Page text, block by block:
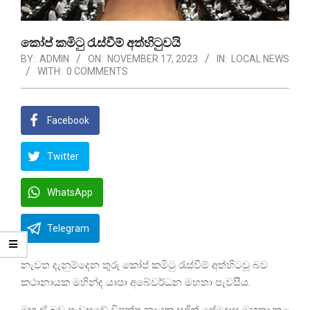
කෝප් කමිටු රැස්වීම් අත්හිටුවයි
BY: ADMIN ON: NOVEMBER 17, 2023 IN:
LOCAL NEWS
WITH: 0 COMMENTS
Facebook
Twitter
WhatsApp
Telegram
නැවත දැනුම්දෙන තුරු කෝප් කමිටු රැස්වීම් අත්හිටවූ බව
කථානායක මහින්ද යාපා අබේවර්ධන මහතා පැවසීය.